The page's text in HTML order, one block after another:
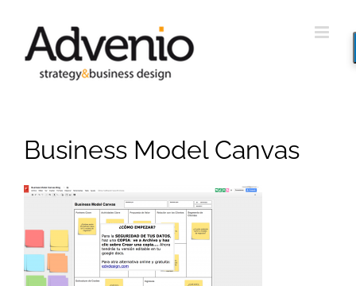
contenido
Business Model Canvas